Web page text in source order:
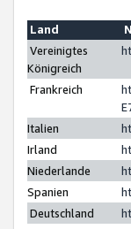
Land
Vereinigtes
Königreich
Frankreich
Italien
Irland
Niederlande
Spanien
Deutschland